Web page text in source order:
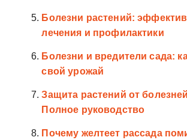
Болезни растений:
лечения и профилактики
Болезни и вредители сада:
свой урожай
Защита растений от
Полное руководство
Почему желтеет рассада